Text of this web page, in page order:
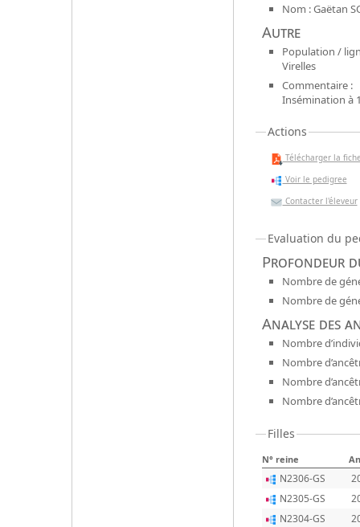
Nom : Gaëtan
Autre
Population /
Virelles
Commentaire :
Insémination à
Actions
Télécharger la
Voir le pedigree
Contacter l'éleveur
Evaluation du
Profondeur
Nombre de
Nombre de
Analyse des
Nombre
Nombre
Nombre
Nombre
Filles
N° reine
N2306-GS
N2305-GS
N2304-GS